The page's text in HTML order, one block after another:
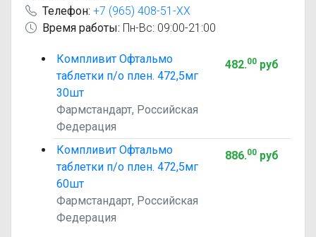
Телефон: +7 (965) 408-51-XX
Время работы: Пн-Вс: 09:00-21:00
Компливит Офтальмо
таблетки п/о плен. 472,5мг
30шт
Фармстандарт, Российская
Федерация
482.00руб
Компливит Офтальмо
таблетки п/о плен. 472,5мг
60шт
Фармстандарт, Российская
Федерация
886.00руб